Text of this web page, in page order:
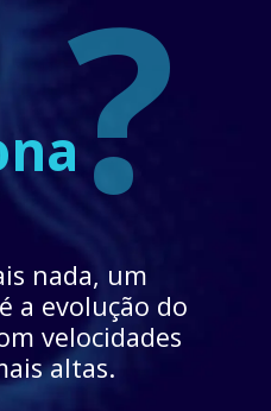
nada, um
a evolução do
velocidades
altas.
?